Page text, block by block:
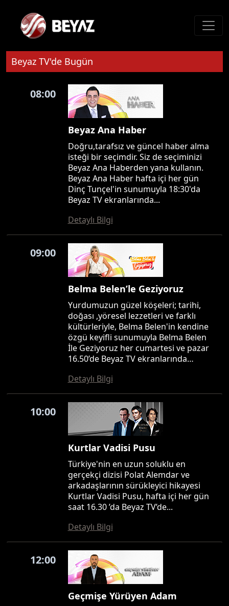
Beyaz TV'de Bugün
08:00
Beyaz Ana Haber
Doğru,tarafsız ve güncel haber alma
isteği bir seçimdir. Siz de seçiminizi
Beyaz Ana Haberden yana kullanın.
Beyaz Ana Haber hafta içi her gün
Dinç Tunçel'in sunumuyla 18:30'da
Beyaz TV ekranlarında...
Detaylı Bilgi
09:00
Belma Belen’le Geziyoruz
Yurdumuzun güzel köşeleri; tarihi,
doğası ,yöresel lezzetleri ve farklı
kültürleriyle, Belma Belen'in kendine
özgü keyifli sunumuyla Belma Belen
İle Geziyoruz her cumartesi ve pazar
16.50’de Beyaz TV ekranlarında…
Detaylı Bilgi
10:00
Kurtlar Vadisi Pusu
Türkiye'nin en uzun soluklu en
gerçekçi dizisi Polat Alemdar ve
arkadaşlarının sürükleyici hikayesi
Kurtlar Vadisi Pusu, hafta içi her gün
saat 16.30 ’da Beyaz TV’de...
Detaylı Bilgi
12:00
Geçmişe Yürüyen Adam